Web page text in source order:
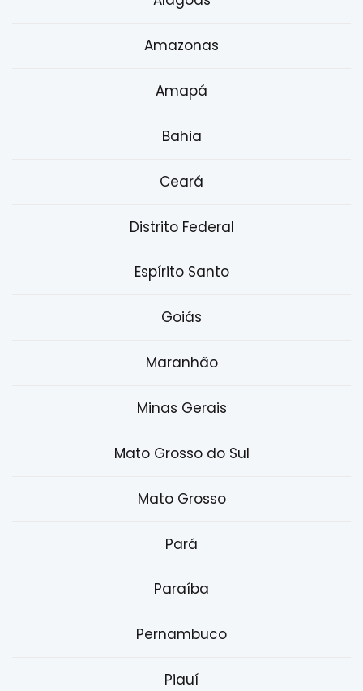
Amazonas
Amapá
Bahia
Ceará
Distrito Federal
Espírito Santo
Goiás
Maranhão
Minas Gerais
Mato Grosso do Sul
Mato Grosso
Pará
Paraíba
Pernambuco
Piauí